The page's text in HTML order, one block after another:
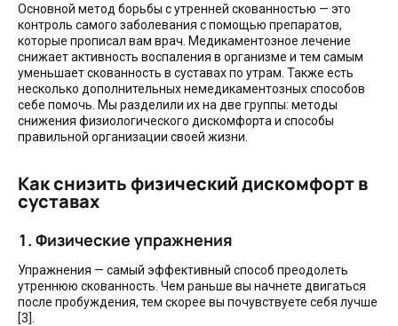
Основной метод борьбы с утренней скованностью — это
контроль самого заболевания с помощью препаратов,
которые прописал вам врач. Медикаментозное лечение
снижает активность воспаления в организме и тем самым
уменьшает скованность в суставах по утрам. Также есть
несколько дополнительных немедикаментозных способов
себе помочь. Мы разделили их на две группы: методы
снижения физиологического дискомфорта и способы
правильной организации своей жизни.
Как снизить физический дискомфорт в
суставах
1. Физические упражнения
Упражнения — самый эффективный способ преодолеть
утреннюю скованность. Чем раньше вы начнете двигаться
после пробуждения, тем скорее вы почувствуете себя лучше
[3].